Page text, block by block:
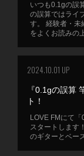
いつも0.1gの誤
の誤算ではライ
す。 経験者・未
をよくお読みの
2024.10.01 UP
『0.1gの誤算
ト！
LOVE FMにて
スタートします
のギターとベー